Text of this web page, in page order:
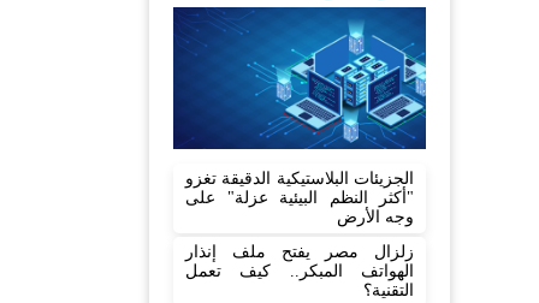
الجزيئات البلاستيكية الدقيقة تغزو
"أكثر النظم البيئية عزلة" على
وجه الأرض
زلزال مصر يفتح ملف إنذار
الهواتف المبكر.. كيف تعمل
التقنية؟